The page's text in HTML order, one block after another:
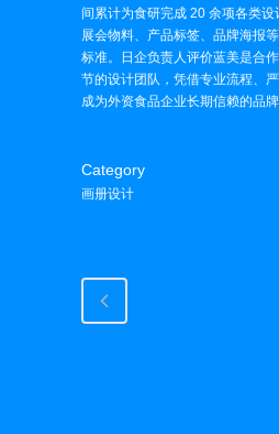
间累计为食研完成 20 余项各类设
展会物料、产品标签、品牌海报
标准。日企负责人评价蓝美是合
节的设计团队，凭借专业流程、
成为外资食品企业长期信赖的品牌
Category
画册设计